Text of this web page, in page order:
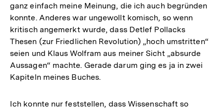
ganz einfach meine Meinung, die ich auch begründen
konnte. Anderes war ungewollt komisch, so wenn
kritisch angemerkt wurde, dass Detlef Pollacks
Thesen (zur Friedlichen Revolution) „hoch umstritten“
seien und Klaus Wolfram aus meiner Sicht „absurde
Aussagen“ machte. Gerade darum ging es ja in zwei
Kapiteln meines Buches.
Ich konnte nur feststellen, dass Wissenschaft so